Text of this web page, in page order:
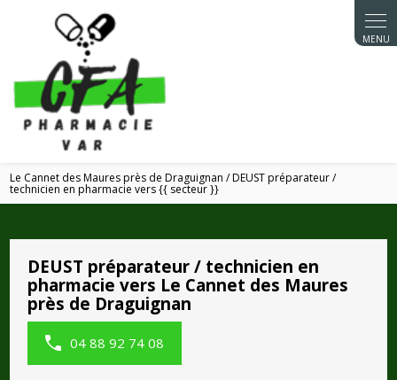
Le Cannet des Maures près de Draguignan / DEUST préparateur /
technicien en pharmacie vers {{ secteur }}
DEUST préparateur / technicien en
pharmacie vers Le Cannet des Maures
près de Draguignan
04 88 92 74 08